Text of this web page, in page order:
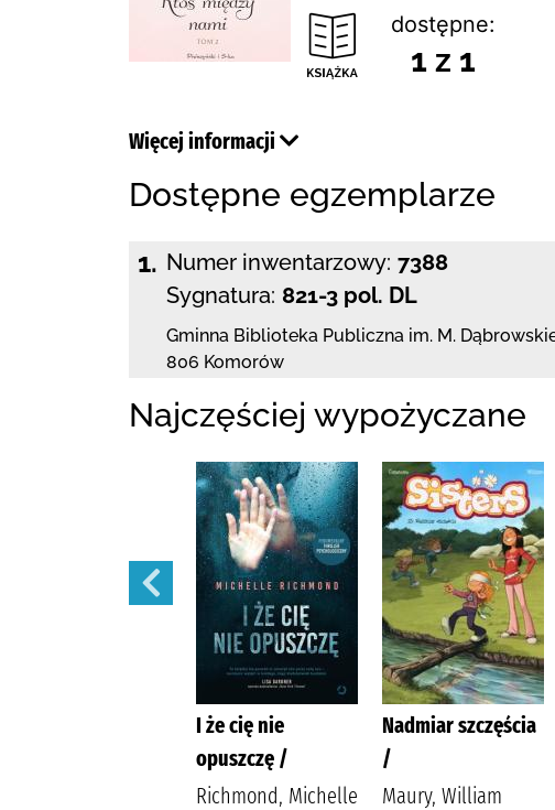
dostępne:
1 z 1
Więcej informacji
Dostępne egzemplarze
1. Numer inwentarzowy: 7388
Sygnatura: 821-3 pol. DL
Gminna Biblioteka Publiczna im. M.
806 Komorów
Najczęściej wypożyczane
I że cię nie
opuszczę /
Richmond, Michelle
Nadmiar szczęścia
/
Maury, William